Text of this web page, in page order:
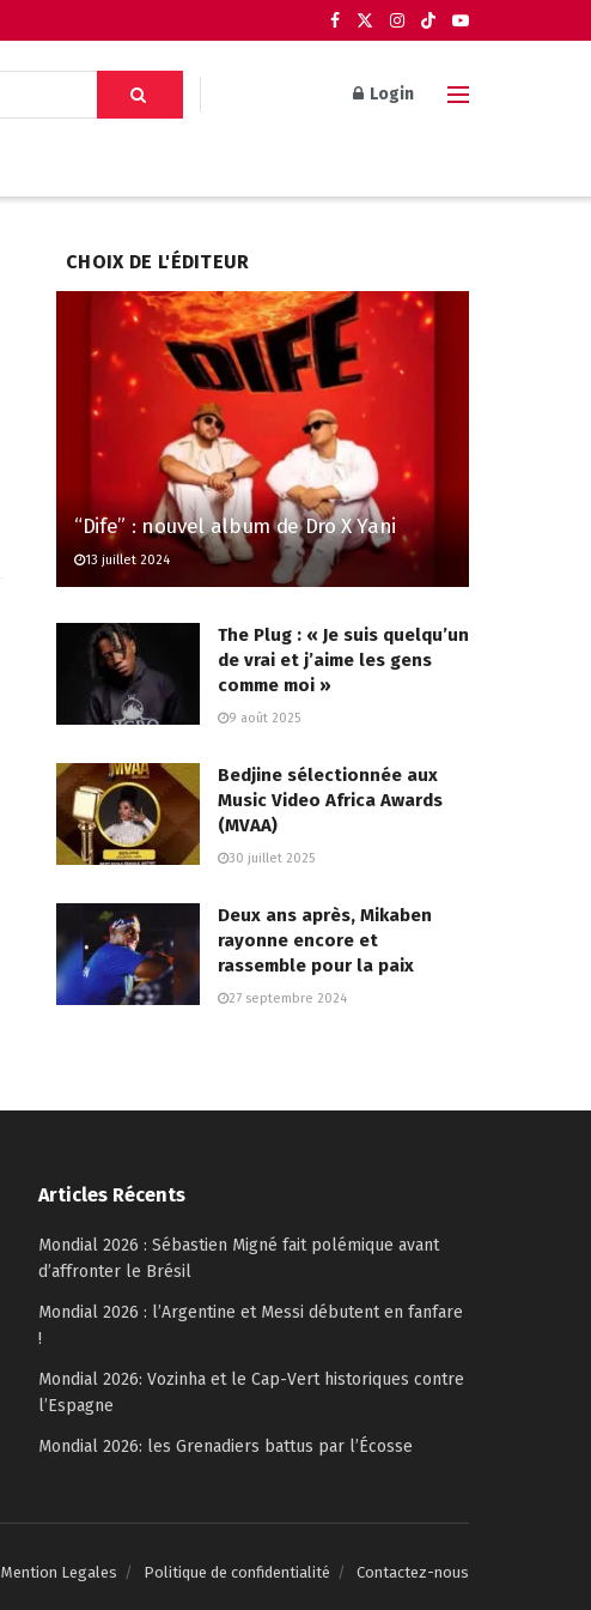
Login
CHOIX DE L'ÉDITEUR
“Dife” : nouvel album de Dro X Yani
13 juillet 2024
The Plug : « Je suis quelqu’un
de vrai et j’aime les gens
comme moi »
9 août 2025
Bedjine sélectionnée aux
Music Video Africa Awards
(MVAA)
30 juillet 2025
Deux ans après, Mikaben
rayonne encore et
rassemble pour la paix
27 septembre 2024
Articles Récents
Mondial 2026 : Sébastien Migné fait polémique avant
d’affronter le Brésil
Mondial 2026 : l’Argentine et Messi débutent en fanfare
!
Mondial 2026: Vozinha et le Cap-Vert historiques contre
l’Espagne
Mondial 2026: les Grenadiers battus par l’Écosse
Mention Legales Politique de confidentialité Contactez-nous